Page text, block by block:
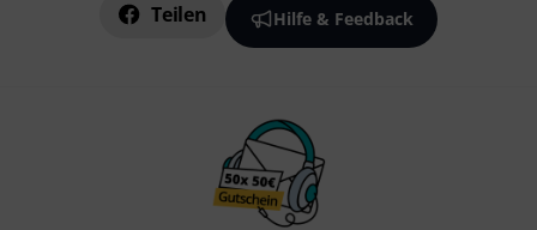
Teilen Hilfe & Feedback